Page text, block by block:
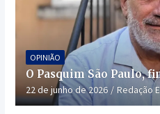
OPINIÃO
O Pasquim São Paulo,
22 de junho de 2026 Redação